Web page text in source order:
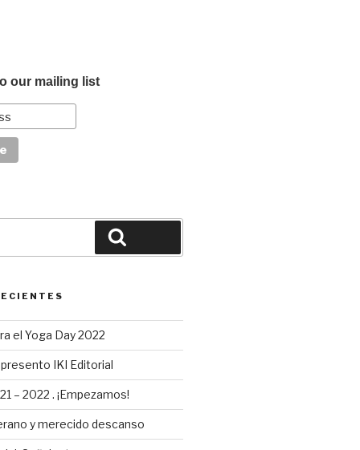
our mailing list
el Yoga Day 2022
IKI Editorial
– 2022 . ¡Empezamos!
y merecido descanso